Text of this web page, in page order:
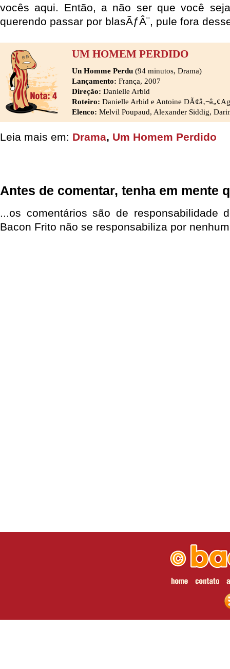
vocês aqui. Então, a não ser que você
querendo passar por blasÃƒÂ¨, pule fora
UM HOMEM PERDIDO
Un Homme Perdu (94 minutos, Drama)
Lançamento: França, 2007
Direção: Danielle Arbid
Roteiro: Danielle Arbid e Antoine
Elenco: Melvil Poupaud, Alexander Siddig,
Leia mais em: Drama, Um Homem Perdido
Antes de comentar, tenha em mente
...os comentários são de responsabilidade
Bacon Frito não se responsabiliza por